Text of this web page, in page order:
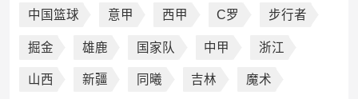
中国篮球 意甲 西甲 C罗 步行者
掘金 雄鹿 国家队 中甲 浙江
山西 新疆 同曦 吉林 魔术